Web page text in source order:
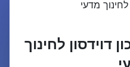
דוידסון לחינוך